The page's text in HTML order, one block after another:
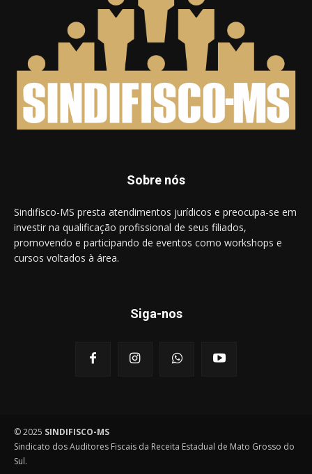
Sobre nós
Sindifisco-MS presta atendimentos jurídicos e preocupa-se em
investir na qualificação profissional de seus filiados,
promovendo e participando de eventos como workshops e
cursos voltados à área.
Siga-nos
© 2025 SINDIFISCO-MS
Sindicato dos Auditores Fiscais da Receita Estadual de Mato Grosso do
Sul.